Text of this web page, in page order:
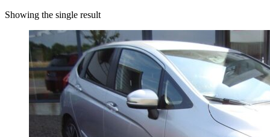
Showing the single result